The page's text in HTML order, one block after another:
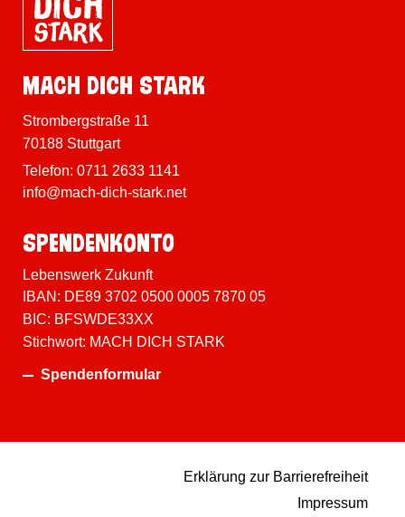
MACH DICH STARK
Strombergstraße 11
70188 Stuttgart
Telefon: 0711 2633 1141
info@mach-dich-stark.net
Spenden­konto
Lebenswerk Zukunft
IBAN: DE89 3702 0500 0005 7870 05
BIC: BFSWDE33XX
Stichwort: MACH DICH STARK
Spendenformular
Erklärung zur Barrierefreiheit
Impressum